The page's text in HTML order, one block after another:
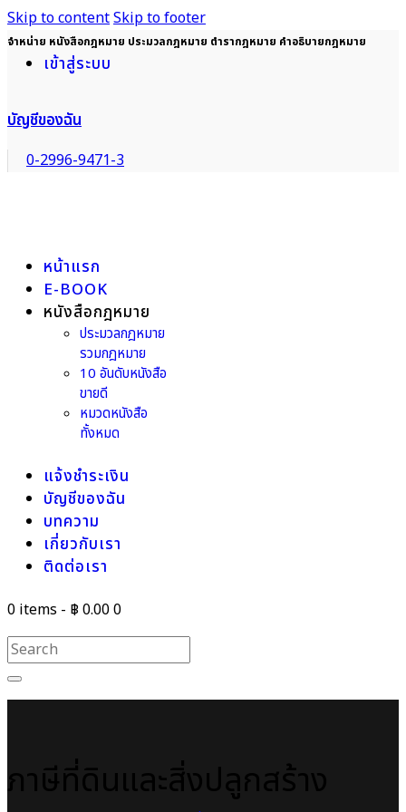
Skip to contentSkip to footer
จำหน่าย หนังสือกฎหมาย ประมวลกฎหมาย ตำรากฎหมาย คำอธิบายกฎหมาย
เข้าสู่ระบบ
บัญชีของฉัน
0-2996-9471-3
หน้าแรก
E-BOOK
หนังสือกฎหมาย
ประมวลกฎหมาย
รวมกฎหมาย
10 อันดับหนังสือ
ขายดี
หมวดหนังสือ
ทั้งหมด
แจ้งชำระเงิน
บัญชีของฉัน
บทความ
เกี่ยวกับเรา
ติดต่อเรา
0 items - ฿ 0.000